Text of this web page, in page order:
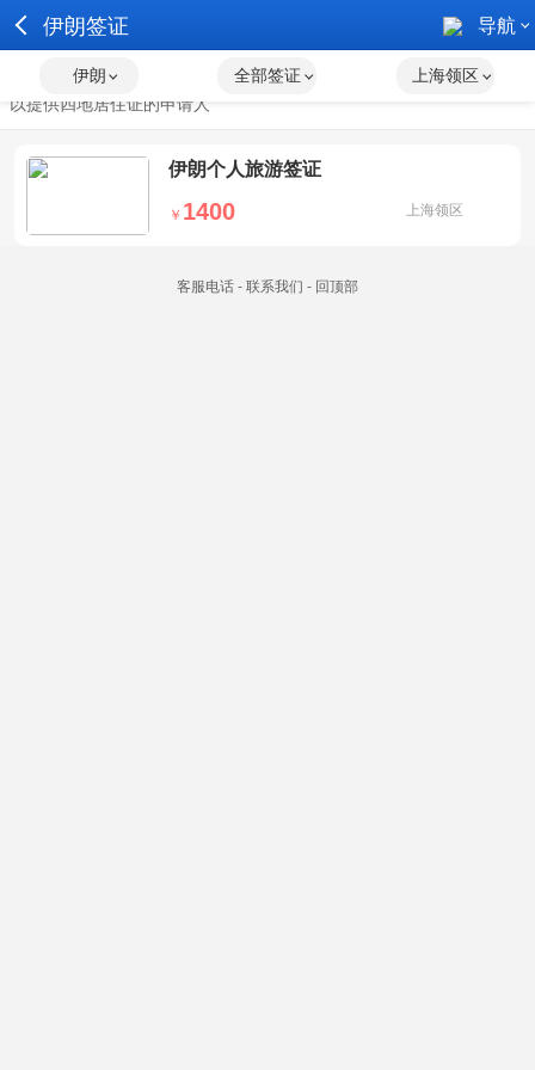
伊朗签证 导航
受理范围：适用于上海市、安徽省、江苏省和浙江省签发护照，或可
以提供四地居住证的申请人
伊朗个人旅游签证
上海领区
￥ 1400
伊朗 全部签证 上海领区
客服电话 - 联系我们 - 回顶部